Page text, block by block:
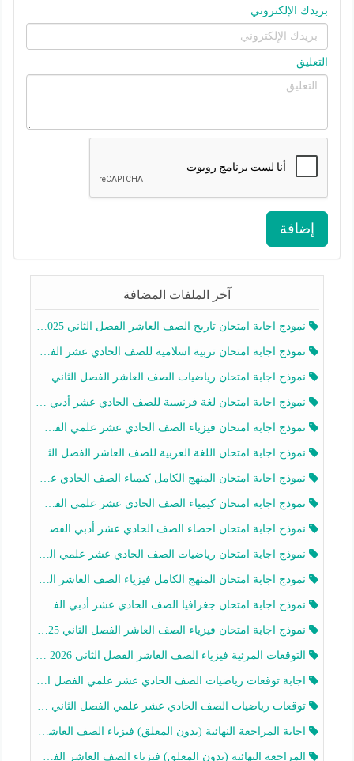
بريدك الإلكتروني
التعليق
إضافة
آخر الملفات المضافة
نموذج اجابة امتحان تاريخ الصف العاشر الفصل الثاني 2025-2026
نموذج اجابة امتحان تربية اسلامية للصف الحادي عشر الفصل الثاني 2025-2026
نموذج اجابة امتحان رياضيات الصف العاشر الفصل الثاني 2025-2026
نموذج اجابة امتحان لغة فرنسية للصف الحادي عشر أدبي الفصل الثاني 2025-2026
نموذج اجابة امتحان فيزياء الصف الحادي عشر علمي الفصل الثاني 2025-2026
نموذج اجابة امتحان اللغة العربية للصف العاشر الفصل الثاني 2025-2026
نموذج اجابة امتحان المنهج الكامل كيمياء الصف الحادي عشر علمي الفصل الثاني 2025-2026
نموذج اجابة امتحان كيمياء الصف الحادي عشر علمي الفصل الثاني 2025-2026
نموذج اجابة امتحان احصاء الصف الحادي عشر أدبي الفصل الثاني 2025-2026
نموذج اجابة امتحان رياضيات الصف الحادي عشر علمي الفصل الثاني 2025-2026
نموذج اجابة امتحان المنهج الكامل فيزياء الصف العاشر الفصل الثاني 2025-2026
نموذج اجابة امتحان جغرافيا الصف الحادي عشر أدبي الفصل الثاني 2025-2026
نموذج اجابة امتحان فيزياء الصف العاشر الفصل الثاني 2025-2026
التوقعات المرئية فيزياء الصف العاشر الفصل الثاني 2026 أ هيثم الليثي
اجابة توقعات رياضيات الصف الحادي عشر علمي الفصل الثاني 2025-2026 أ عمرو فايز
توقعات رياضيات الصف الحادي عشر علمي الفصل الثاني 2025-2026 أ عمرو فايز
اجابة المراجعة النهائية (بدون المعلق) فيزياء الصف العاشر الفصل الثاني أ أحمد نبيه
المراجعة النهائية (بدون المعلق) فيزياء الصف العاشر الفصل الثاني أ أحمد نبيه